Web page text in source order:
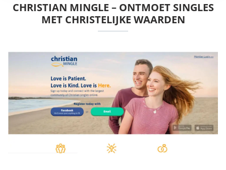
CHRISTIAN MINGLE – ONTMOET SINGLES
MET CHRISTELIJKE WAARDEN